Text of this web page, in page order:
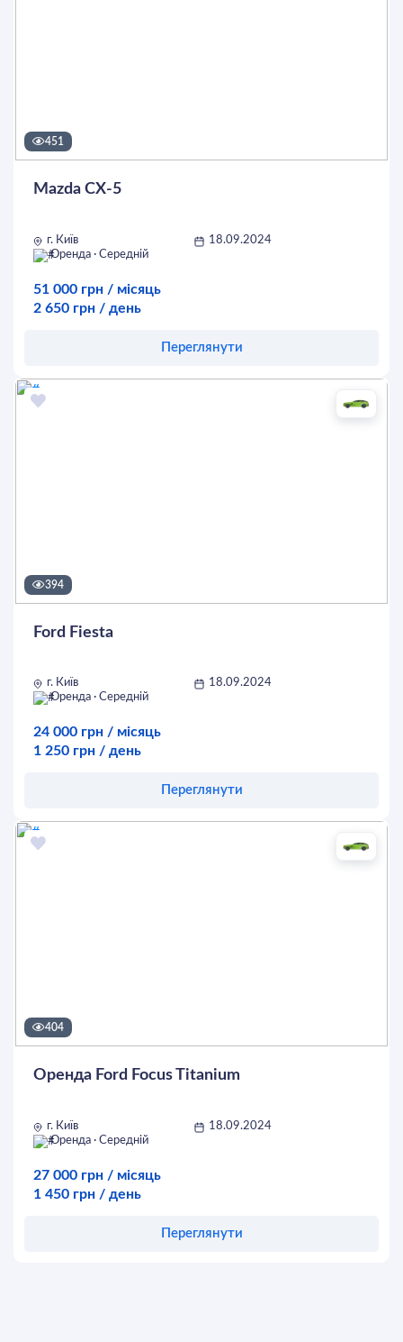
451
Mazda CX-5
г. Київ
18.09.2024
Оренда · Середній
51 000 грн / місяць
2 650 грн / день
Переглянути
Оставить заявку
394
Ford Fiesta
г. Київ
18.09.2024
Оренда · Середній
24 000 грн / місяць
1 250 грн / день
Переглянути
Оставить заявку
404
Оренда Ford Focus Titanium
г. Київ
18.09.2024
Оренда · Середній
27 000 грн / місяць
1 450 грн / день
Переглянути